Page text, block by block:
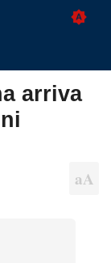
arriva